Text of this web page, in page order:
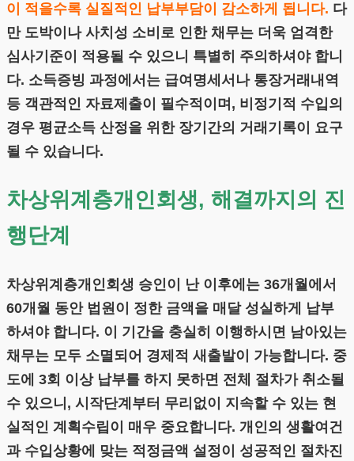
이 적을수록 실질적인 납부부담이 감소하게 됩니다. 다
만 도박이나 사치성 소비로 인한 채무는 더욱 엄격한
심사기준이 적용될 수 있으니 특별히 주의하셔야 합니
다. 소득증빙 과정에서는 급여명세서나 통장거래내역
등 객관적인 자료제출이 필수적이며, 비정기적 수입의
경우 평균소득 산정을 위한 장기간의 거래기록이 요구
될 수 있습니다.
차상위계층개인회생, 해결까지의 진
행단계
차상위계층개인회생 승인이 난 이후에는 36개월에서
60개월 동안 법원이 정한 금액을 매달 성실하게 납부
하셔야 합니다. 이 기간을 충실히 이행하시면 남아있는
채무는 모두 소멸되어 경제적 새출발이 가능합니다. 중
도에 3회 이상 납부를 하지 못하면 전체 절차가 취소될
수 있으니, 시작단계부터 무리없이 지속할 수 있는 현
실적인 계획수립이 매우 중요합니다. 개인의 생활여건
과 수입상황에 맞는 적정금액 설정이 성공적인 절차진